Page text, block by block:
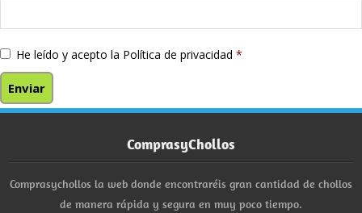
He leído y acepto la Política de privacidad *
ComprasyChollos
Comprasychollos la web donde encontraréis gran cantidad de chollos
de manera rápida y segura en muy poco tiempo.